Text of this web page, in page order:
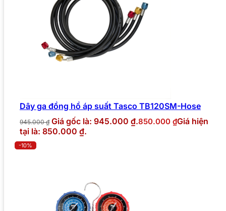
Dây ga đồng hồ áp suất Tasco TB120SM-Hose
945.000₫ Giá gốc là: 945.000 ₫.850.000 ₫Giá hiện
tại là: 850.000 ₫.
-10%